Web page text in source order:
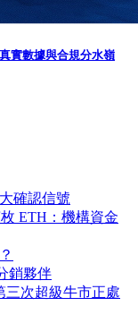
實數據與合規分水嶺
確認信號
ETH：機構資金
銷夥伴
三次超級牛市正處